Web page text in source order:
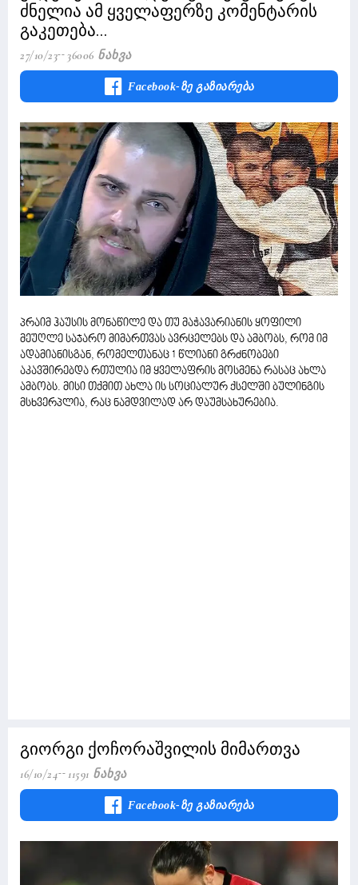
ძნელია ამ ყველაფერზე კომენტარის
გაკეთება...
27/10/23 36006 Ნახვა
Facebook-Ზე Გაზიარება
პრაიმ ჰაუსის მონაწილე და თუ მაჭავარიანის ყოფილი
მეუღლე საჯარო მიმართვას ავრცელებს და ამბობს, რომ იმ
ადამიანისგან, რომელთანაც 1 წლიანი გრძნობები
აკავშირებდა რთულია იმ ყველაფრის მოსმენა რასაც ახლა
ამბობს. მისი თქმით ახლა ის სოციალურ ქსელში ბულინგის
მსხვერპლია, რაც ნამდვილად არ დაუმსახურებია.
გიორგი ქოჩორაშვილის მიმართვა
16/10/24 11591 Ნახვა
Facebook-Ზე Გაზიარება